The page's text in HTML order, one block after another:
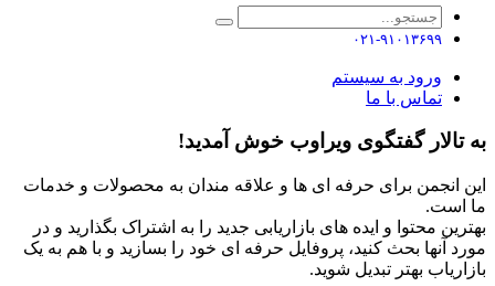
۰۲۱-۹۱۰۱۳۶۹۹
ورود به سیستم
تماس با ما
به تالار گفتگوی ویراوب خوش آمدید!
این انجمن برای حرفه ای ها و علاقه مندان به محصولات و خدمات
ما است.
بهترین محتوا و ایده های بازاریابی جدید را به اشتراک بگذارید و در
مورد آنها بحث کنید، پروفایل حرفه ای خود را بسازید و با هم به یک
بازاریاب بهتر تبدیل شوید.